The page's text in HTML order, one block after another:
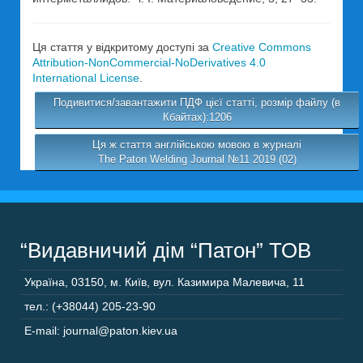
Ця стаття у відкритому доступі за Creative Commons
Attribution-NonCommercial-NoDerivatives 4.0
International License
Подивитися/завантажити ПДФ цієї статті, розмір файлу (в
Кбайтах):1206
Ця ж стаття англійською мовою в журналі
The Paton Welding Journal №11 2019 (02)
“Видавничий дім “Патон” ТОВ
Україна 03150 м. Київ, вул. Казимира Малевича, 11
тел.: (+38044) 205-23-90
E-mail: journal@paton.kiev.ua